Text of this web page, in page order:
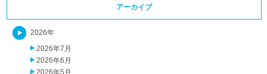
アーカイブ
2026年
2026年7月
2026年6月
2026年5月